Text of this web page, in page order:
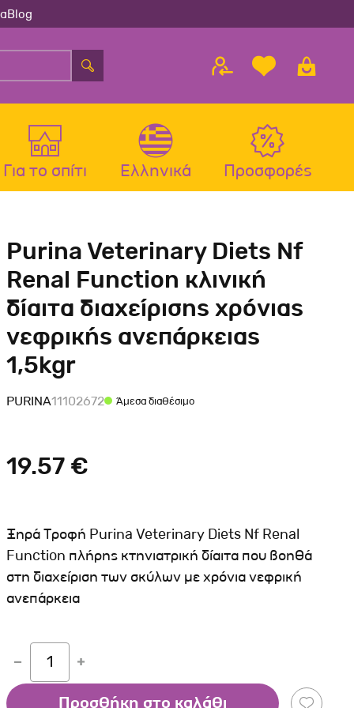
Blog
Μπολ-Ταιστρες-Ποτίστρες Σκύλου
Περιλαίμια Σκύλου
Σαμαράκια Σκύλου
Οδηγοί-Πτυσσόμενοι Οδηγοί
Ταυτότητες Σκύλου
Μπολ-Ταιστρες-Ποτίστρες Γάτας
Περιλαίμια-Σαμαράκια Γάτας
Παιχνίδια Γάτας
Ονυχοδρόμια Γάτας
Οδηγοί Γάτας
Για το σπίτι Ελληνικά Προσφορές
Purina Veterinary Diets Nf
Renal Function κλινική
δίαιτα διαχείρισης χρόνιας
νεφρικής ανεπάρκειας
1,5kgr
PURINA11102672 Άμεσα διαθέσιμο
19.57 €
Ξηρά Τροφή Purina Veterinary Diets Nf Renal
Function πλήρης κτηνιατρική δίαιτα που βοηθά
στη διαχείριση των σκύλων με χρόνια νεφρική
ανεπάρκεια
1
Προσθήκη στο καλάθι